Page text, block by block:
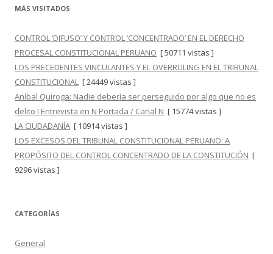
MÁS VISITADOS
CONTROL ‘DIFUSO’ Y CONTROL ‘CONCENTRADO’ EN EL DERECHO
PROCESAL CONSTITUCIONAL PERUANO [ 50711 vistas ]
LOS PRECEDENTES VINCULANTES Y EL OVERRULING EN EL TRIBUNAL
CONSTITUCIONAL [ 24449 vistas ]
Aníbal Quiroga: Nadie debería ser perseguido por algo que no es
delito I Entrevista en N Portada / Canal N [ 15774 vistas ]
LA CIUDADANÍA [ 10914 vistas ]
LOS EXCESOS DEL TRIBUNAL CONSTITUCIONAL PERUANO: A
PROPÓSITO DEL CONTROL CONCENTRADO DE LA CONSTITUCIÓN [
9296 vistas ]
CATEGORÍAS
General